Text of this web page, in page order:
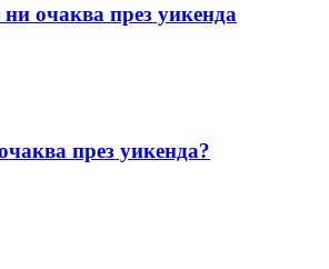
очаква през уикенда
през уикенда?